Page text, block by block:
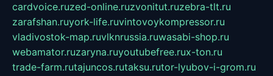
cardvoice.ruzed-online.ruzvonitut.ruzebra-tlt.ru
zarafshan.ruyork-life.ruvintovoykompressor.ru
vladivostok-map.ruvlknrussia.ruwasabi-shop.ru
webamator.ruzaryna.ruyoutubefree.rux-ton.ru
trade-farm.rutajuncos.rutaksu.rutor-lyubov-i-grom.ru